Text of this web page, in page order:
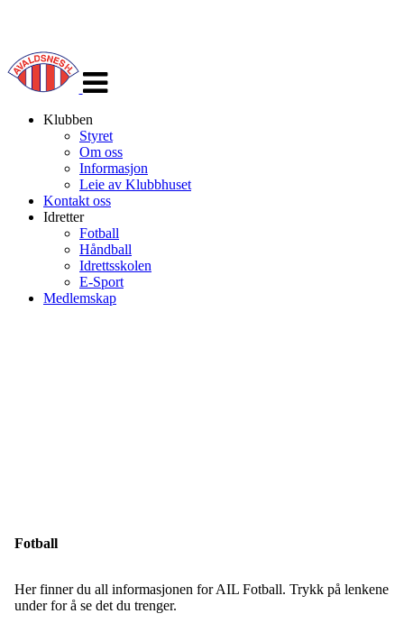
navigasjon
Klubben
Styret
Om oss
Informasjon
Leie av Klubbhuset
Kontakt oss
Idretter
Fotball
Håndball
Idrettsskolen
E-Sport
Medlemskap
Fotball
Her finner du all informasjonen for AIL Fotball. Trykk på lenkene
under for å se det du trenger.